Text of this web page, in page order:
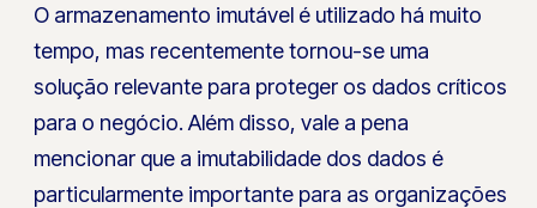
O armazenamento imutável é utilizado há muito
tempo, mas recentemente tornou-se uma
solução relevante para proteger os dados críticos
para o negócio. Além disso, vale a pena
mencionar que a imutabilidade dos dados é
particularmente importante para as organizações